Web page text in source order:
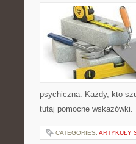
psychiczna. Każdy, kto
tutaj pomocne
CATEGORIES: ARTYKUŁY